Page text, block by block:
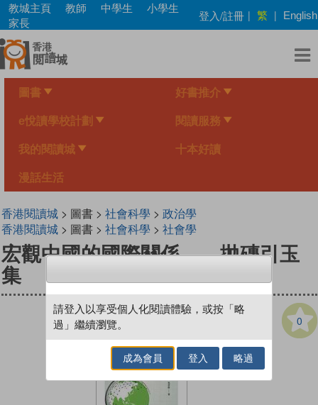
Skip
main
content
教城主頁 教師 中學生
小學生
家長
登入/註冊 | 繁 | English
圖書 好書推介
e悅讀學校計劃 閱讀服務
我的閱讀城 十本好讀
漫話生活
香港閱讀城> 圖書 > 社會科學 > 政治學
香港閱讀城> 圖書 > 社會科學 > 社會學
宏觀中國的國際關係——拋磚引玉
集
0
請登入以享受個人化閱讀體驗，或按「略
過」繼續瀏覽。
成為會員 登入 略過